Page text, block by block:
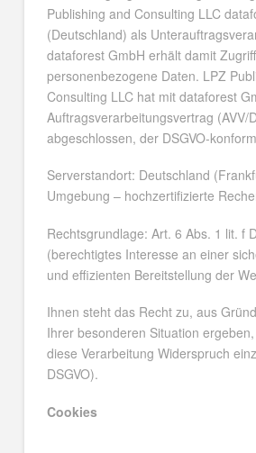
Publishing and Consulting LLC
(Deutschland) als
dataforest GmbH erhält damit
personenbezogene Daten. LPZ
Consulting LLC hat mit dataforest
Auftragsverarbeitungsvertrag (AVV/
abgeschlossen, der DSGVO-
Serverstandort: Deutschland
Umgebung – hochzertifizierte
Rechtsgrundlage: Art. 6 Abs. 1 lit. f
(berechtigtes Interesse an einer
und effizienten Bereitstellung der
Ihnen steht das Recht zu, aus
Ihrer besonderen Situation
diese Verarbeitung Widerspruch
DSGVO).
Cookies